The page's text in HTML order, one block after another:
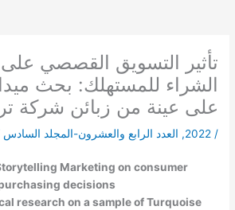
تأثير التسويق القصصي
الشراء للمستهلك: بحث
على عينة من زبائن شركة
/
2022
, العدد الرابع والعشرون-المجلد السادس
Marketing on consumer
decisions
research on a sample of Turquoise